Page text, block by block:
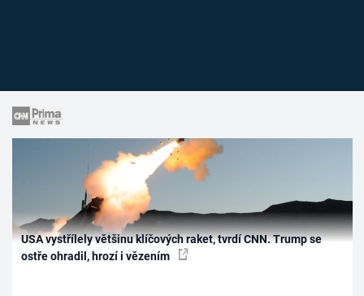
USA vystřílely většinu klíčových raket, tvrdí CNN. Trump se
ostře ohradil, hrozí i vězením